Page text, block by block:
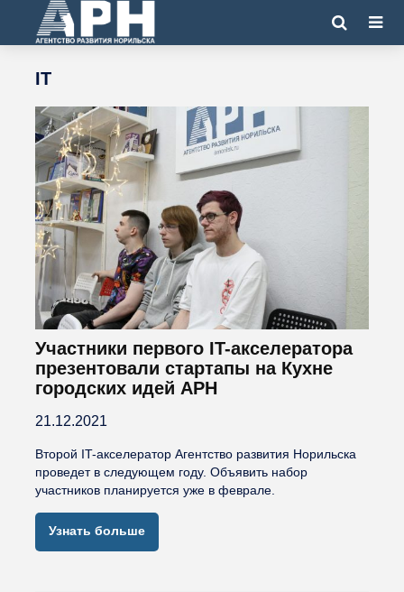
IT
Участники первого IT-акселератора
презентовали стартапы на Кухне
городских идей АРН
21.12.2021
Второй IT-акселератор Агентство развития Норильска
проведет в следующем году. Объявить набор
участников планируется уже в феврале.
Узнать больше